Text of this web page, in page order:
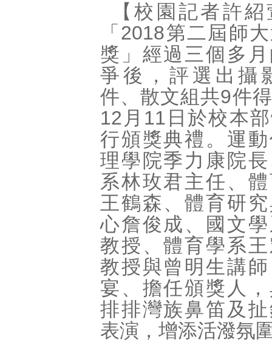
【校園記者許
「2018第二屆師
獎」經過三個多
爭後，評選出攝
件、散文組共9件
12月11日於校本
行頒獎典禮。運
理學院季力康院
系林玫君主任、
王鶴森、體育研
心詹俊成、國文
教授、體育學系
教授與曾明生講
宴、擔任頒獎人
排排灣族鼻笛及
表演，增添活潑氛